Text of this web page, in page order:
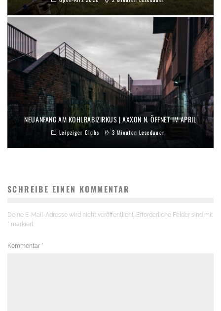
NEUANFANG AM KOHLRABIZIRKUS | AXXON N. ÖFFNET IM APRIL
Leipziger Clubs 3 Minuten Lesedauer
SCHREIBE EINEN KOMMENTAR
Deine E-Mail-Adresse wird nicht veröffentlicht. Erforderliche Felder sind mit
* markiert
Kommentar *